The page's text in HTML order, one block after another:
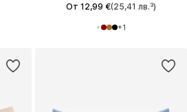
От 12,99 €(25,41 лв.³)
+1